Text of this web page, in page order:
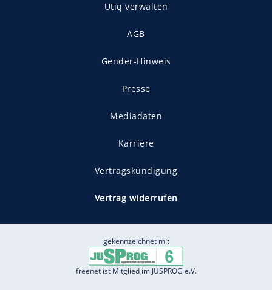
Utiq verwalten
AGB
Gender-Hinweis
Presse
Mediadaten
Karriere
Vertragskündigung
Vertrag widerrufen
gekennzeichnet mit
freenet ist Mitglied im JUSPROG e.V.